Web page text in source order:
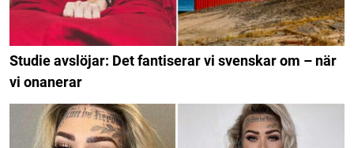
Studie avslöjar: Det fantiserar vi svenskar om – när
vi onanerar